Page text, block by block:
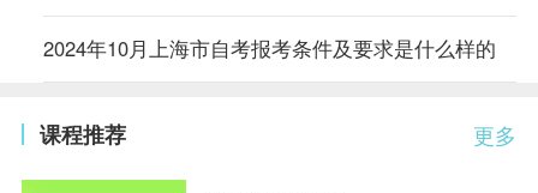
2024年10月上海市自考报考条件及要求是什么样的
更多
课程推荐